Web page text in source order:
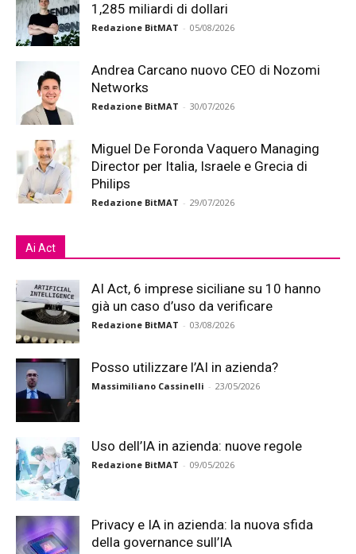
1,285 miliardi di dollari
Redazione BitMAT - 05/08/2026
Andrea Carcano nuovo CEO di Nozomi
Networks
Redazione BitMAT - 30/07/2026
Miguel De Foronda Vaquero Managing
Director per Italia, Israele e Grecia di
Philips
Redazione BitMAT - 29/07/2026
Ai Act
AI Act, 6 imprese siciliane su 10 hanno
già un caso d’uso da verificare
Redazione BitMAT - 03/08/2026
Posso utilizzare l’AI in azienda?
Massimiliano Cassinelli - 23/05/2026
Uso dell’IA in azienda: nuove regole
Redazione BitMAT - 09/05/2026
Privacy e IA in azienda: la nuova sfida
della governance sull’IA